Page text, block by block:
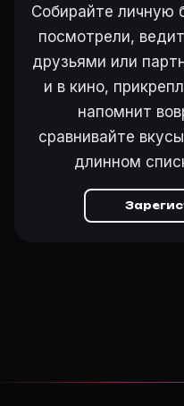
Собирайте личную
посмотрели,
друзьями или
и в кино,
напомнит
сравнивайте
длинном